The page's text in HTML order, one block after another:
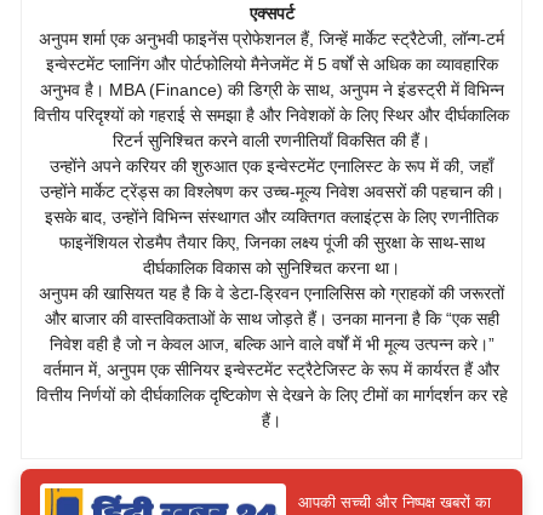
एक्सपर्ट
अनुपम शर्मा एक अनुभवी फाइनेंस प्रोफेशनल हैं, जिन्हें मार्केट स्ट्रैटेजी, लॉन्ग-टर्म
इन्वेस्टमेंट प्लानिंग और पोर्टफोलियो मैनेजमेंट में 5 वर्षों से अधिक का व्यावहारिक
अनुभव है। MBA (Finance) की डिग्री के साथ, अनुपम ने इंडस्ट्री में विभिन्न
वित्तीय परिदृश्यों को गहराई से समझा है और निवेशकों के लिए स्थिर और दीर्घकालिक
रिटर्न सुनिश्चित करने वाली रणनीतियाँ विकसित की हैं।
उन्होंने अपने करियर की शुरुआत एक इन्वेस्टमेंट एनालिस्ट के रूप में की, जहाँ
उन्होंने मार्केट ट्रेंड्स का विश्लेषण कर उच्च-मूल्य निवेश अवसरों की पहचान की।
इसके बाद, उन्होंने विभिन्न संस्थागत और व्यक्तिगत क्लाइंट्स के लिए रणनीतिक
फाइनेंशियल रोडमैप तैयार किए, जिनका लक्ष्य पूंजी की सुरक्षा के साथ-साथ
दीर्घकालिक विकास को सुनिश्चित करना था।
अनुपम की खासियत यह है कि वे डेटा-ड्रिवन एनालिसिस को ग्राहकों की जरूरतों
और बाजार की वास्तविकताओं के साथ जोड़ते हैं। उनका मानना है कि “एक सही
निवेश वही है जो न केवल आज, बल्कि आने वाले वर्षों में भी मूल्य उत्पन्न करे।”
वर्तमान में, अनुपम एक सीनियर इन्वेस्टमेंट स्ट्रैटेजिस्ट के रूप में कार्यरत हैं और
वित्तीय निर्णयों को दीर्घकालिक दृष्टिकोण से देखने के लिए टीमों का मार्गदर्शन कर रहे
हैं।
आपकी सच्ची और निष्पक्ष खबरों का